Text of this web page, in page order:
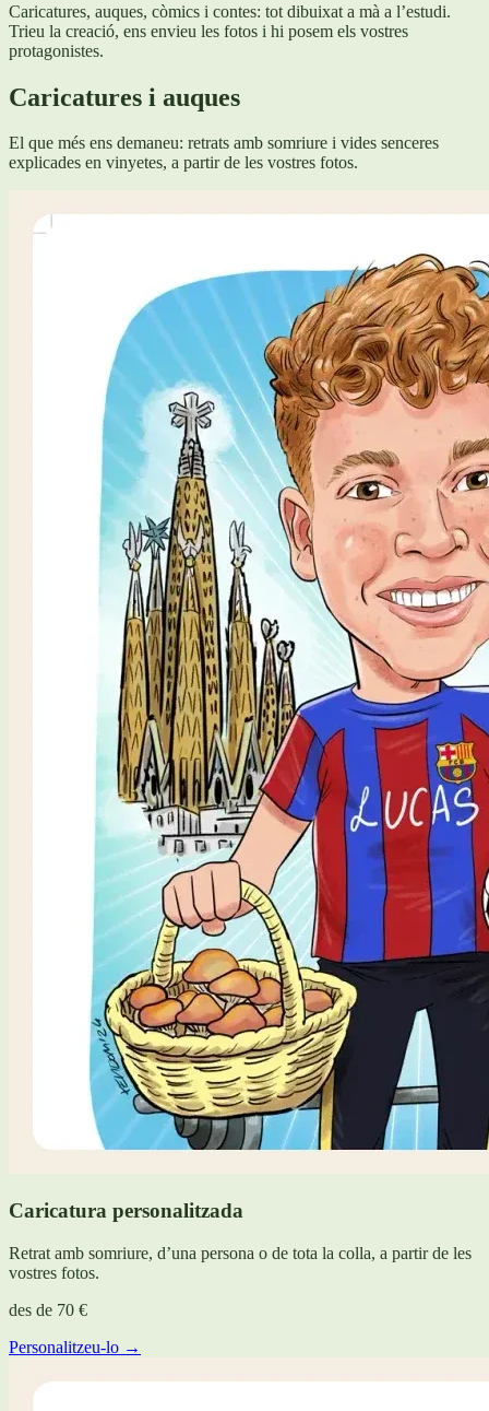
Caricatures, auques, còmics i contes: tot dibuixat a mà a l’estudi.
Trieu la creació, ens envieu les fotos i hi posem els vostres
protagonistes.
Caricatures i auques
El que més ens demaneu: retrats amb somriure i vides senceres
explicades en vinyetes, a partir de les vostres fotos.
Caricatura personalitzada
Retrat amb somriure, d’una persona o de tota la colla, a partir de les
vostres fotos.
des de 70 €
Personalitzeu-lo →